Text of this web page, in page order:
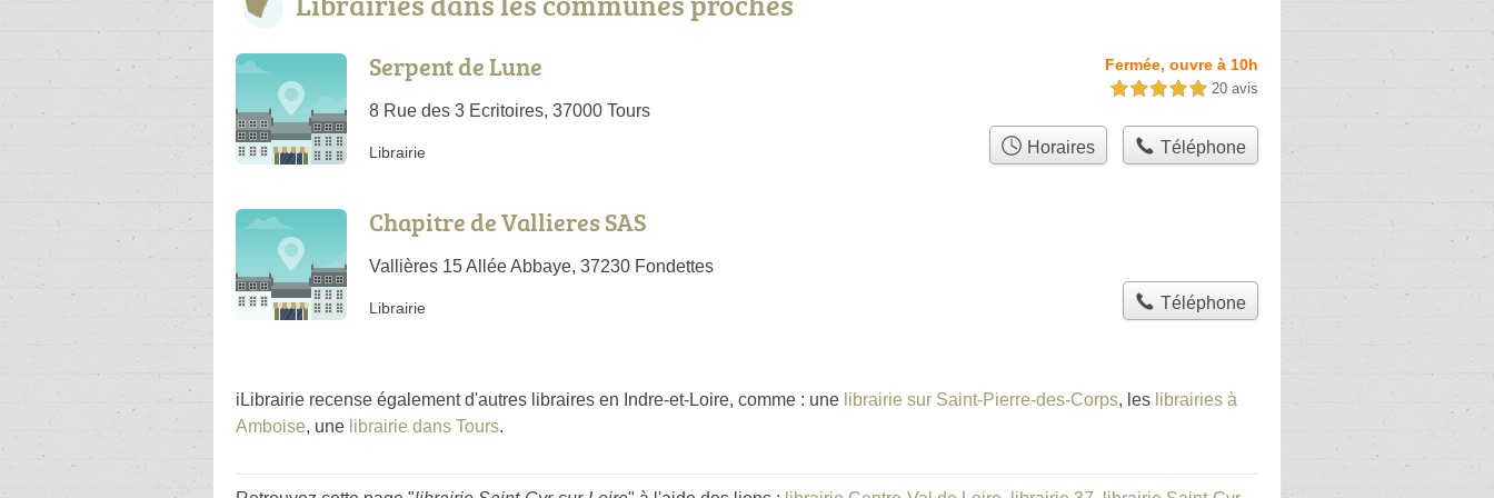
Serpent de Lune
8 Rue des 3 Ecritoires, 37000 Tours
Fermée, ouvre à 10h
5,0 étoiles sur 5 20 avis
Librairie Horaires Téléphone
Chapitre de Vallieres SAS
Vallières 15 Allée Abbaye, 37230 Fondettes
Librairie Téléphone
iLibrairie recense également d'autres libraires en Indre-et-Loire, comme : une librairie sur Saint-Pierre-des-Corps, les librairies à
Amboise, une librairie dans Tours.